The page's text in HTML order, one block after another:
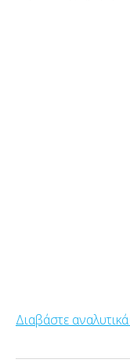
Διαβάστε